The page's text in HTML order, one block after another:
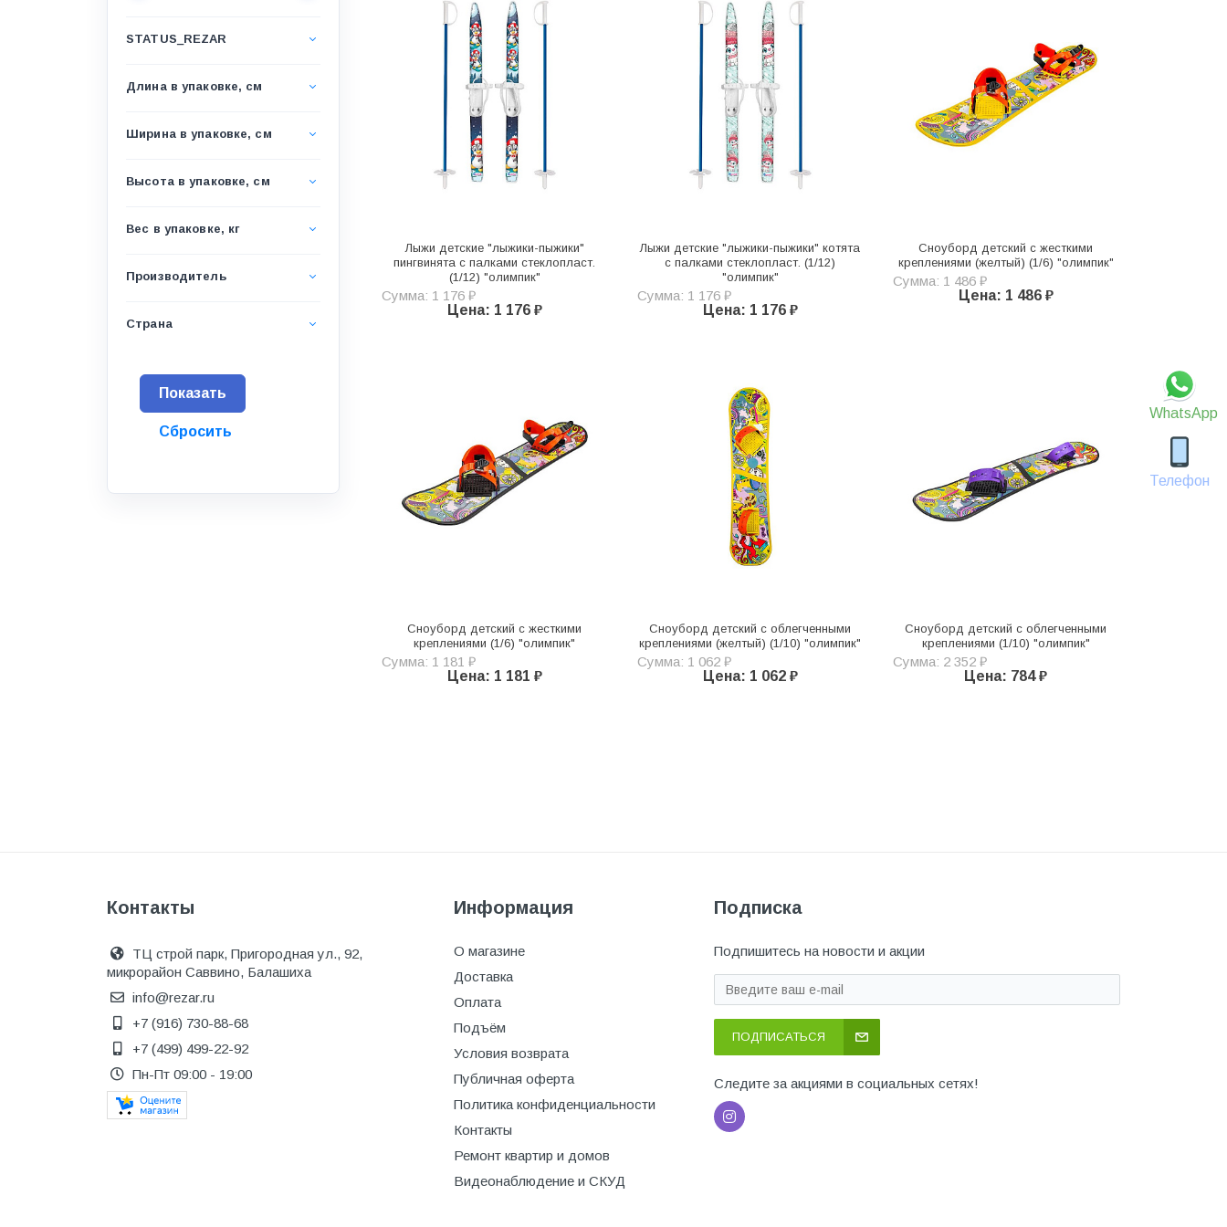
WhatsApp
Телефон
Гидроизоляция
комплектующие
Дренажные системы
регулирующая
инструменты
Крепеж и герметики
Крепеж и фурнитура
Крепеж, фурнитура
Лак и растворитель
Лакокрасочные материалы
Лепнина для покраски со
STATUS_REZAR
Длина в упаковке, см
Ширина в упаковке, см
Высота в упаковке, см
Вес в упаковке, кг
Производитель
Страна
Лыжи детские "лыжики-пыжики"
пингвинята с палками стеклопласт.
(1/12) "олимпик"
Сумма: 1 176 ₽
Цена: 1 176 ₽
Лыжи детские "лыжики-пыжики" котята
с палками стеклопласт. (1/12)
"олимпик"
Сумма: 1 176 ₽
Цена: 1 176 ₽
Сноуборд детский с жесткими
креплениями (желтый) (1/6) "олимпик"
Сумма: 1 486 ₽
Цена: 1 486 ₽
Сноуборд детский с жесткими
креплениями (1/6) "олимпик"
Сумма: 1 181 ₽
Цена: 1 181 ₽
Сноуборд детский с облегченными
креплениями (желтый) (1/10) "олимпик"
Сумма: 1 062 ₽
Цена: 1 062 ₽
Сноуборд детский с облегченными
креплениями (1/10) "олимпик"
Сумма: 2 352 ₽
Цена: 784 ₽
Контакты
ТЦ строй парк, Пригородная ул., 92,
микрорайон Саввино, Балашиха
info@rezar.ru
+7 (916) 730-88-68
+7 (499) 499-22-92
Пн-Пт 09:00 - 19:00
Информация
О магазине
Доставка
Оплата
Подъём
Условия возврата
Публичная оферта
Политика конфиденциальности
Контакты
Ремонт квартир и домов
Видеонаблюдение и СКУД
Подписка
Подпишитесь на новости и акции
ПОДПИСАТЬСЯ
Следите за акциями в социальных сетях!